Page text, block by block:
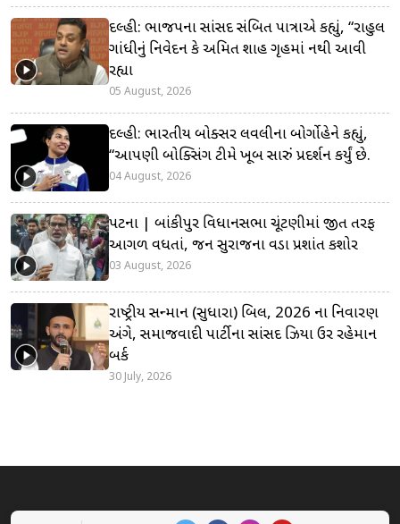
દિલ્હી: ભાજપના સાંસદ સંબિત પાત્રાએ કહ્યું, “રાહુલ
ગાંધીનું નિવેદન કે અમિત શાહ ગૃહમાં નથી આવી
રહ્યા
05 August, 2026
દિલ્હી: ભારતીય બોક્સર લવલીના બોર્ગોહેને કહ્યું,
“આપણી બોક્સિંગ ટીમે ખૂબ સારું પ્રદર્શન કર્યું છે.
04 August, 2026
પટના | બાંકીપુર વિધાનસભા ચૂંટણીમાં જીત તરફ
આગળ વધતાં, જન સુરાજના વડા પ્રશાંત કિશોર
03 August, 2026
રાષ્ટ્રીય સન્માન (સુધારા) બિલ, 2026 ના નિવારણ
અંગે, સમાજવાદી પાર્ટીના સાંસદ ઝિયા ઉર રહેમાન
બર્ક
30 July, 2026